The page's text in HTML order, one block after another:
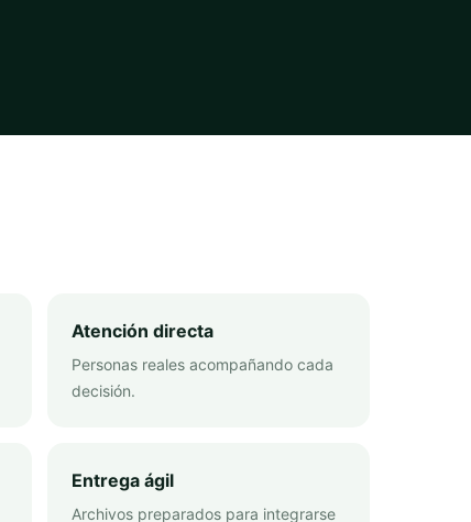
Atención directa
Personas reales acompañando cada
decisión.
Entrega ágil
Archivos preparados para integrarse